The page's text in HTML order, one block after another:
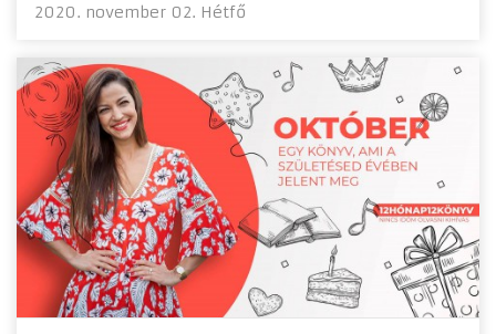
2020. november 02. Hétfő